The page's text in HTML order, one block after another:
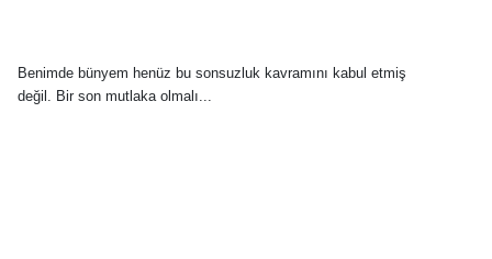
Benimde bünyem henüz bu sonsuzluk kavramını kabul etmiş
değil. Bir son mutlaka olmalı...